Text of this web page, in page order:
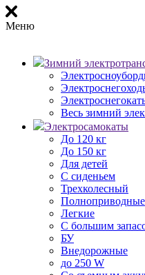
Меню
Зимний
Весь зимний
Электросамокаты
До 120 кг
До 150 кг
Для детей
С сиденьем
Трехколесный
Полноприводные
Легкие
С большим
БУ
Внедорожные
до 250 W